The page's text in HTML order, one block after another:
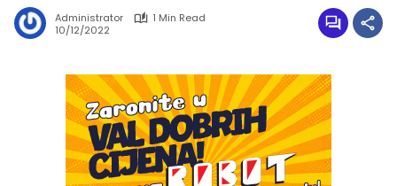
Administrator
1 Min Read
10/12/2022